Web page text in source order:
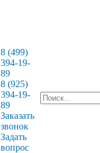
8 (499)
394-19-
89
8 (925)
394-19-
89
Заказать
звонок
Задать
вопрос